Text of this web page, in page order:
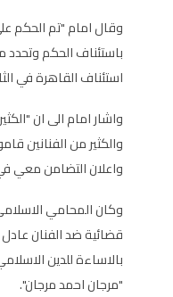
وقال امام "تم الحكم
باستئناف الحكم
استئناف القاهرة في
واشار امام الى ان
والكثير من الفنانين
واعلان التضامن معي
وكان المحامي
قضائية ضد الفنان
بالاساءة للدين
"مرجان احمد مرجان".